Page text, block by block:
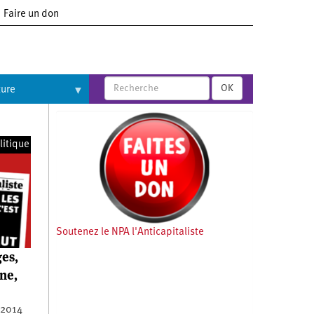
Faire un don
OK
Soutenez le NPA l'Anticapitaliste